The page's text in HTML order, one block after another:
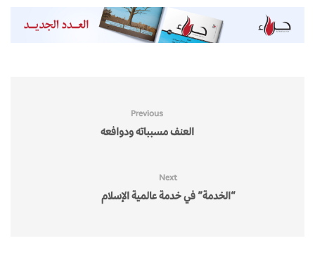
Previous
العنف مسبباته ودوافعه
Next
“الخدمة” في خدمة عالمية الإسلام